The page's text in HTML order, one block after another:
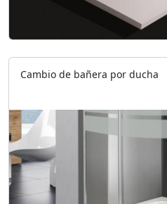
Cambio de bañera por ducha